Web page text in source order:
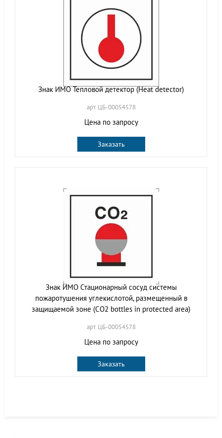
Знак ИМО Тепловой детектор (Heat detector)
арт. ЦБ-00054578
Цена по запросу
Заказать
Знак ИМО Стационарный сосуд системы
пожаротушения углекислотой, размещенный в
защищаемой зоне (CO2 bottles in protected area)
арт. ЦБ-00054578
Цена по запросу
Заказать